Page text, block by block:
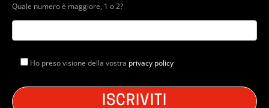
Quale numero è maggiore, 1 o 2?
Ho preso visione della vostra privacy policy